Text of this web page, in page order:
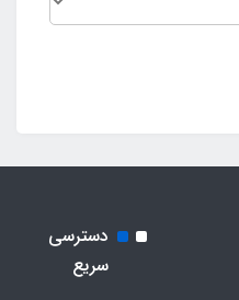
دسترسی
سریع